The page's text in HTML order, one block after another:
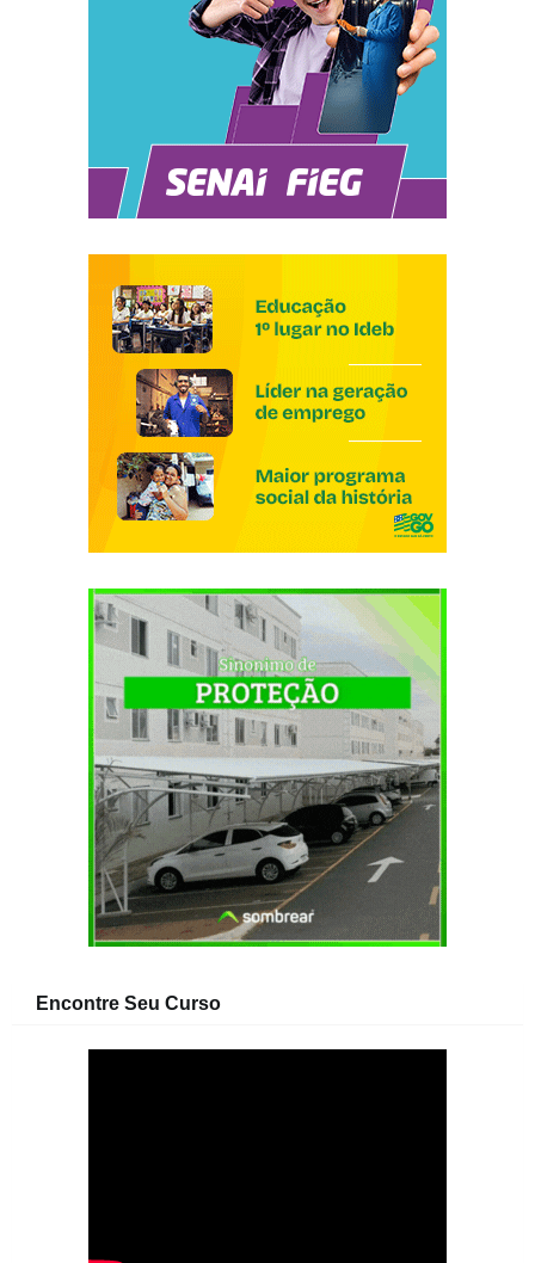
Encontre Seu Curso